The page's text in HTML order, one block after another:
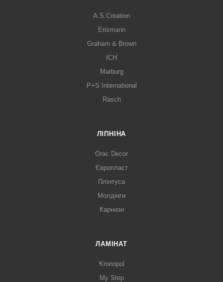
A.S.Creation
Erismann
Graham & Brown
ICH
Marburg
P+S International
Rasch
ЛІПНІНА
Orac Decor
Європласт
Плінтуса
Молдінги
Карнизи
ЛАМІНАТ
Kronopol
My Step